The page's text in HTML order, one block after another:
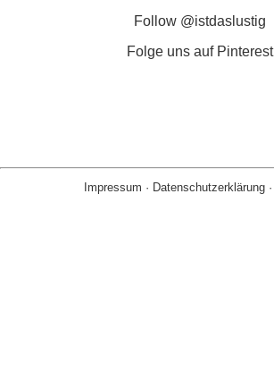
Follow @istdaslustig
Folge uns auf Pinterest
Impressum · Datenschutzerklärung ·